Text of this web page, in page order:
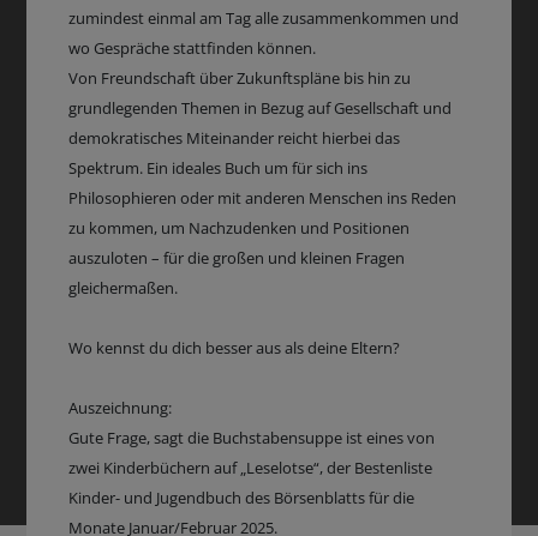
zumindest einmal am Tag alle zusammenkommen und
wo Gespräche stattfinden können.
Von Freundschaft über Zukunftspläne bis hin zu
grundlegenden Themen in Bezug auf Gesellschaft und
demokratisches Miteinander reicht hierbei das
Spektrum. Ein ideales Buch um für sich ins
Philosophieren oder mit anderen Menschen ins Reden
zu kommen, um Nachzudenken und Positionen
auszuloten – für die großen und kleinen Fragen
gleichermaßen.
Wo kennst du dich besser aus als deine Eltern?
Auszeichnung:
Gute Frage, sagt die Buchstabensuppe ist eines von
zwei Kinderbüchern auf „Leselotse“, der Bestenliste
Kinder- und Jugendbuch des Börsenblatts für die
Monate Januar/Februar 2025.